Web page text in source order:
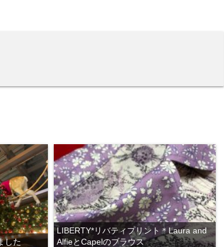
した
LIBERTY*リバティプリント＊Laura and
AlfieとCapelのブラウス